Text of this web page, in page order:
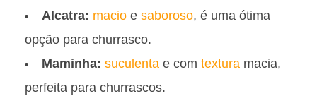
Alcatra: macio e saboroso, é uma ótima
opção para churrasco.
Maminha: suculenta e com textura macia,
perfeita para churrascos.